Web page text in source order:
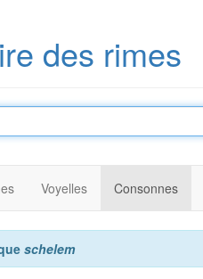
des rimes
Voyelles Consonnes
schelem